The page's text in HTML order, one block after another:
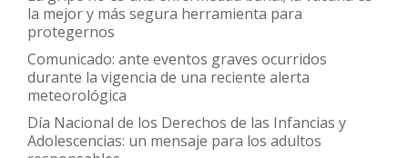
la mejor y más segura herramienta para
protegernos
Comunicado: ante eventos graves ocurridos
durante la vigencia de una reciente alerta
meteorológica
Día Nacional de los Derechos de las Infancias y
Adolescencias: un mensaje para los adultos